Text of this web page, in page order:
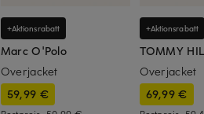
+Aktionsrabatt
Marc O'Polo
Overjacket
59,99 €
+Aktionsrabatt
TOMMY
Overjacket
69,99 €